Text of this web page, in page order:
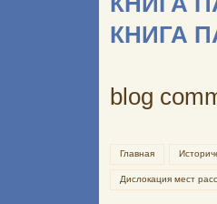
КНИГА
blog
Главная
Дислокация мест